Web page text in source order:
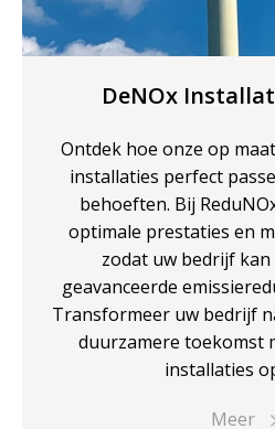
DeNOx
Ontdek hoe onze op
installaties perfect
behoeften. Bij
optimale prestaties en
zodat uw bedrijf
geavanceerde
Transformeer uw bedrijf
duurzamere toekomst
installaties
Meer